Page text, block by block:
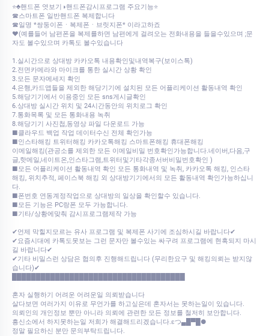
⭐♣핸드폰 엿보기◑핸드폰감시프로그램 주요기능⭐
☎스마트폰 일반핸드폰 복제합니다
☎일명 *쌍둥이폰ㆍ복제폰ㆍ브릿지폰* 이라고하죠
♥(예를들어 남편폰을 복제를하면 남편에게 걸려오는 전화내용을 들을수있으며 ;문
자도 볼수있으며 카톡도 볼수있습니다
1.실시간으로 상대방 카카오톡 내용확인및내역복구(보이스톡)
2.전면카메라와 마이크를 통한 실시간 상황 확인
3.모든 문자메세지 확인
4.은행,카드앱들을 제외한 해당기기에 설치된 모든 어플리케이션 활동내역 확인
5.해당기기에서 이용중인 모든 sns게시글확인
6.상대방 실시간 위치 및 24시간동안의 위치로그 확인
7.통화목록 및 모든 통화내용 녹취
8.해당기기 사진첩,동영상 파일 다운로드 가능
■클라우드 백업 작업 데이터수신 전체 확인가능
■인스타해킹 트위터해킹 카카오톡해킹 스마트폰해킹 휴대폰해킹
이메일해킹(관공소를 제외한 모든 이메일비밀 번호확인가능합니다.네이버,다음,구
글,핫메일,네이트온,인스타그램,트위터및기타각종서버비밀번호확인 )
■모든 어플리케이션 활동내역 확인 모든 통화내역 및 녹취, 카카오톡 해킹, 인스타
해킹, 위치추적, 페이스북 해킹 외 상대방기기에서의 모든 활동내역 확인가능하십니
다.
■폰번호 연동계정작업으로 상대방의 일상을 확인할수 있습니다.
■모든 기능은 PC랑폰 모두 가능합니다.
■기타/상황에맞춰 감시프로그램제작 가능
✔언제 막힐지모르는 유사 프로그램 및 복제폰 사기에 조심하시길 바랍니다✔
✔요즘시대에 카톡도못보는 그런 문자만 볼수있는 싸구려 프로그램에 현혹되지 마시
길 바랍니다✔
✔기타 비밀스런 상담은 협의후 진행해드립니다 (무리한요구 및 해킹의뢰는 받지않
습니다)✔
혼자 실행하기 어려운 어려운일 의뢰받습니다
살다보면 여러가지 이유로 무언가를 하고싶은데 혼자서는 못하는일이 있습니다.
의뢰인의 개인정보 뿐만 아니라 의뢰에 관련한 모든 정보를 철저히 보안합니다.
흥신소에서 하지못하는일 저희가 해결해드리겠습니다.εつ▄█▀█●
정말 필요하신 분만 문의부탁드립니다.